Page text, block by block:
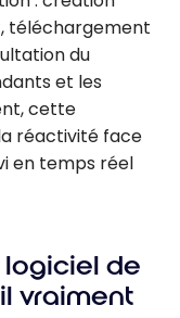
téléchargement
du
et les
cette
réactivité face
en temps réel
logiciel de
vraiment